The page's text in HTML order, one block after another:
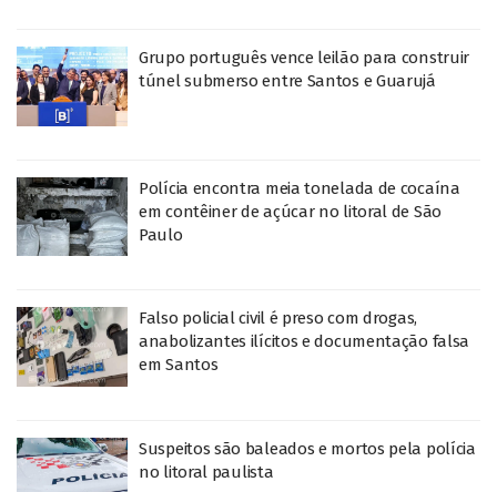
Grupo português vence leilão para construir
túnel submerso entre Santos e Guarujá
Polícia encontra meia tonelada de cocaína
em contêiner de açúcar no litoral de São
Paulo
Falso policial civil é preso com drogas,
anabolizantes ilícitos e documentação falsa
em Santos
Suspeitos são baleados e mortos pela polícia
no litoral paulista